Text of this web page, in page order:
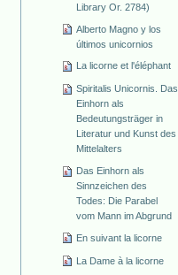
Library Or. 2784)
Alberto Magno y los
últimos unicornios
La licorne et l'éléphant
Spiritalis Unicornis. Das
Einhorn als
Bedeutungsträger in
Literatur und Kunst des
Mittelalters
Das Einhorn als
Sinnzeichen des
Todes: Die Parabel
vom Mann im Abgrund
En suivant la licorne
La Dame à la licorne